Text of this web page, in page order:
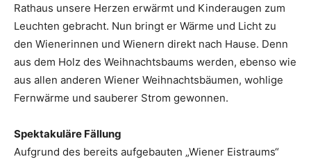
Rathaus unsere Herzen erwärmt und Kinderaugen zum
Leuchten gebracht. Nun bringt er Wärme und Licht zu
den Wienerinnen und Wienern direkt nach Hause. Denn
aus dem Holz des Weihnachtsbaums werden, ebenso wie
aus allen anderen Wiener Weihnachtsbäumen, wohlige
Fernwärme und sauberer Strom gewonnen.
Spektakuläre Fällung
Aufgrund des bereits aufgebauten „Wiener Eistraums“